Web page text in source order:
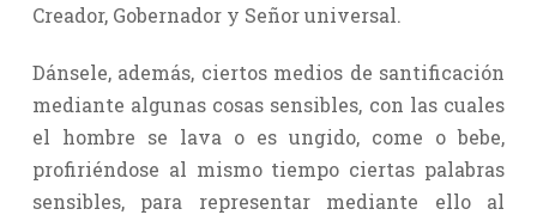
Creador, Gobernador y Señor universal.
Dánsele, además, ciertos medios de santificación
mediante algunas cosas sensibles, con las cuales
el hombre se lava o es ungido, come o bebe,
profiriéndose al mismo tiempo ciertas palabras
sensibles, para representar mediante ello al